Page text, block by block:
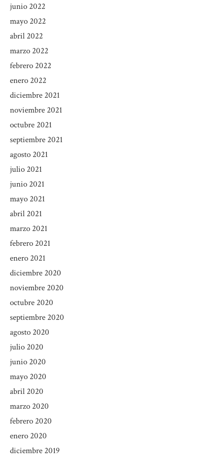
junio 2022
mayo 2022
abril 2022
marzo 2022
febrero 2022
enero 2022
diciembre 2021
noviembre 2021
octubre 2021
septiembre 2021
agosto 2021
julio 2021
junio 2021
mayo 2021
abril 2021
marzo 2021
febrero 2021
enero 2021
diciembre 2020
noviembre 2020
octubre 2020
septiembre 2020
agosto 2020
julio 2020
junio 2020
mayo 2020
abril 2020
marzo 2020
febrero 2020
enero 2020
diciembre 2019